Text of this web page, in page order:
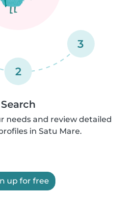
2
3
Search
needs and review detailed
in Satu Mare.
up for free